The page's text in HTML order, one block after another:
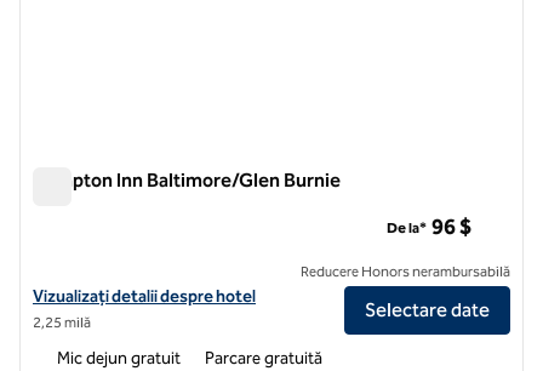
Hampton Inn Baltimore/Glen Burnie
Vizualizați detaliile hotelului Hampton Inn Baltimore/Glen Burnie
Vizualizați detalii despre hotel
2,25 milă
De la* 96 $
Reducere Honors nerambursabilă
Selectare date
Mic dejun gratuit Parcare gratuită